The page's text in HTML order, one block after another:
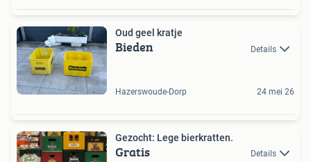
Oud geel kratje
Bieden Details
Hazerswoude-Dorp 24 mei 26
Gezocht: Lege bierkratten.
Gratis Details